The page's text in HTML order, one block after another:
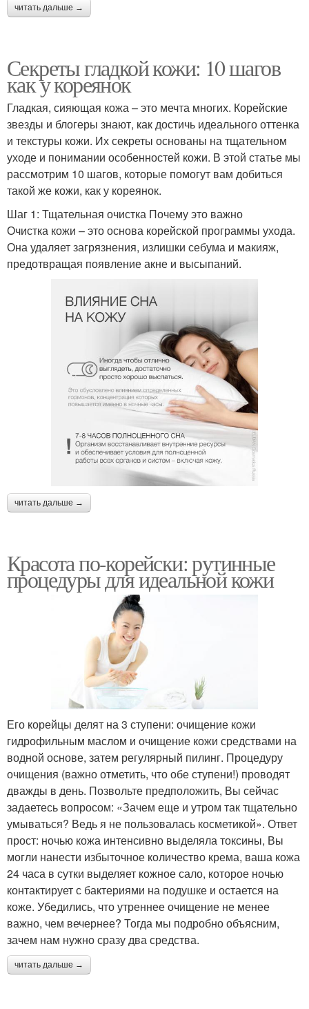
читать дальше →
Секреты гладкой кожи: 10 шагов
как у кореянок
Гладкая, сияющая кожа – это мечта многих. Корейские
звезды и блогеры знают, как достичь идеального оттенка
и текстуры кожи. Их секреты основаны на тщательном
уходе и понимании особенностей кожи. В этой статье мы
рассмотрим 10 шагов, которые помогут вам добиться
такой же кожи, как у кореянок.
Шаг 1: Тщательная очистка Почему это важно
Очистка кожи – это основа корейской программы ухода.
Она удаляет загрязнения, излишки себума и макияж,
предотвращая появление акне и высыпаний.
читать дальше →
Красота по-корейски: рутинные
процедуры для идеальной кожи
Его корейцы делят на 3 ступени: очищение кожи
гидрофильным маслом и очищение кожи средствами на
водной основе, затем регулярный пилинг. Процедуру
очищения (важно отметить, что обе ступени!) проводят
дважды в день. Позвольте предположить, Вы сейчас
задаетесь вопросом: «Зачем еще и утром так тщательно
умываться? Ведь я не пользовалась косметикой». Ответ
прост: ночью кожа интенсивно выделяла токсины, Вы
могли нанести избыточное количество крема, ваша кожа
24 часа в сутки выделяет кожное сало, которое ночью
контактирует с бактериями на подушке и остается на
коже. Убедились, что утреннее очищение не менее
важно, чем вечернее? Тогда мы подробно объясним,
зачем нам нужно сразу два средства.
читать дальше →